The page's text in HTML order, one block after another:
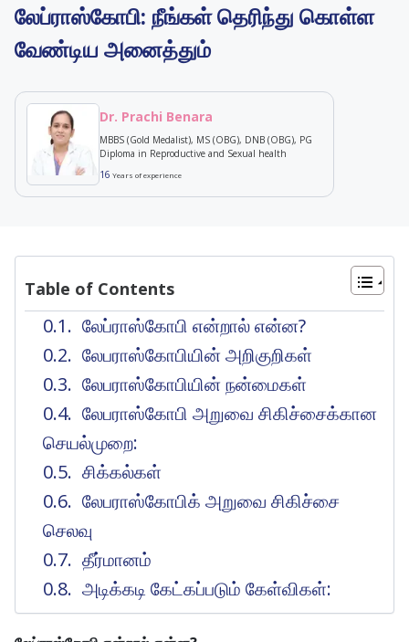
லேப்ராஸ்கோபி: நீங்கள் தெரிந்து கொள்ள
வேண்டிய அனைத்தும்
Dr. Prachi Benara
MBBS (Gold Medalist), MS (OBG), DNB (OBG), PG
Diploma in Reproductive and Sexual health
16 Years of experience
Table of Contents
லேப்ராஸ்கோபி என்றால் என்ன?
லேபராஸ்கோபியின் அறிகுறிகள்
லேபராஸ்கோபியின் நன்மைகள்
லேபராஸ்கோபி அறுவை சிகிச்சைக்கான
செயல்முறை:
சிக்கல்கள்
லேபராஸ்கோபிக் அறுவை சிகிச்சை
செலவு
தீர்மானம்
அடிக்கடி கேட்கப்படும் கேள்விகள்: